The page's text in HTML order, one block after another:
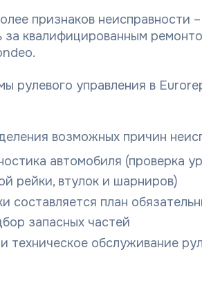
признаков неисправности –
за квалифицированным
рулевого управления в
возможных причин
автомобиля (проверка
рейки, втулок и шарниров)
составляется план
запасных частей
техническое обслуживание